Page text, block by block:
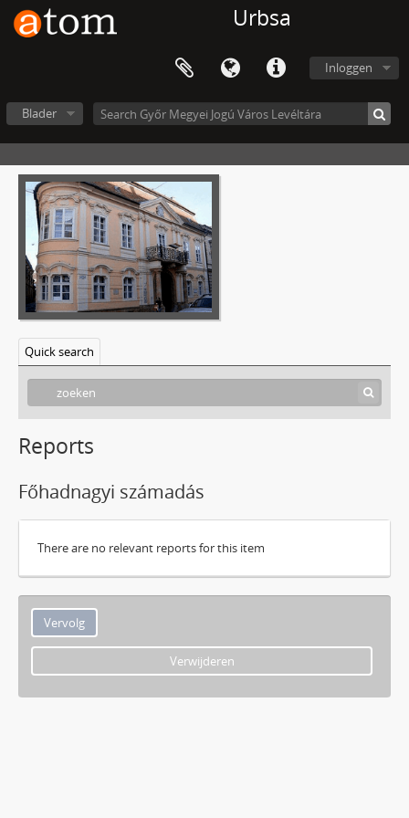
Urbsa
Inloggen
Blader
Quick search
Reports
Főhadnagyi számadás
There are no relevant reports for this item
Verwijderen